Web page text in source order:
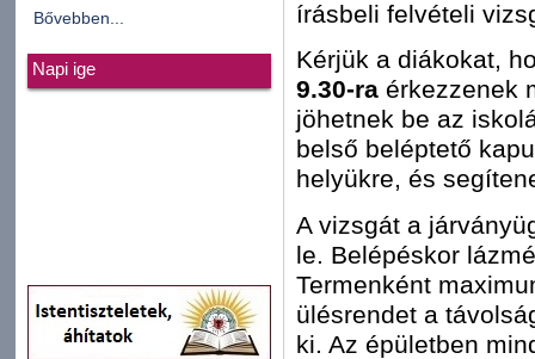
Bővebben...
Napi ige
írásbeli felvételi
Kérjük a diákokat,
9.30-ra érkezzenek
jöhetnek be az
belső beléptető
helyükre, és
A vizsgát a
le. Belépéskor
Termenként
ülésrendet a
ki. Az épületben